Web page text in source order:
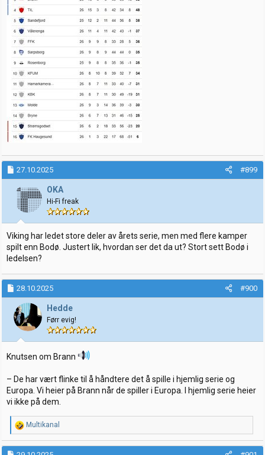
27.10.2025 #899
OKA
Hi-Fi freak
Viking har ledet store deler av årets serie, men med flere kamper
spilt enn Bodø. Justert lik, hvordan ser det da ut? Stort sett Bodø i
ledelsen?
28.10.2025 #900
Hedde
Førr evig!
Knutsen om Brann
– De har vært flinke til å håndtere det å spille i hjemlig serie og
Europa. Vi heier på Brann når de spiller i Europa. I hjemlig serie heier
vi ikke på dem.
R
e
a
k
Multikanal